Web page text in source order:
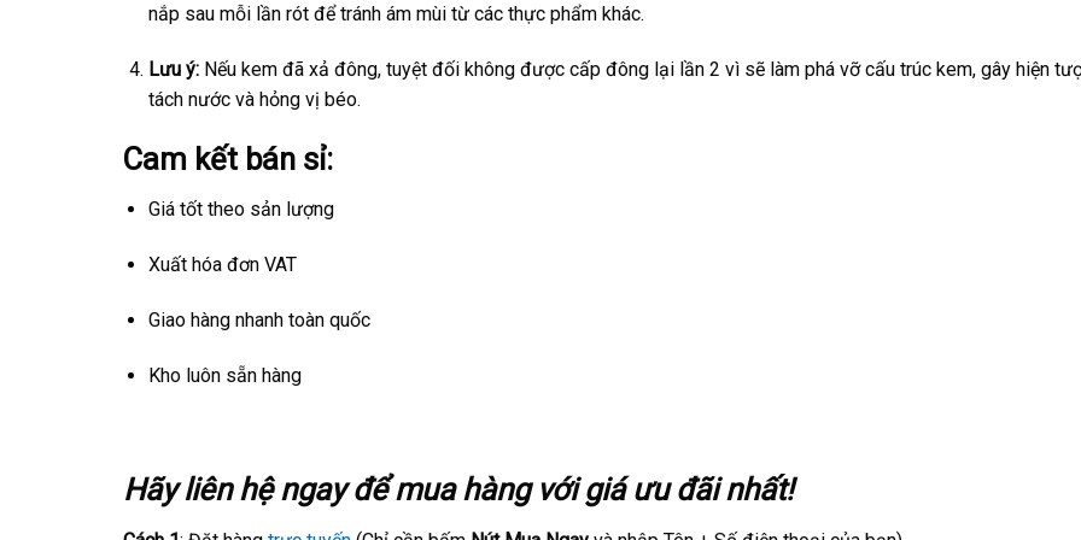
nắp sau mỗi lần rót để tránh ám mùi từ các thực phẩm khác.
Lưu ý:Nếu kem đã xả đông, tuyệt đối không được cấp đông lại lần 2 vì sẽ làm phá vỡ cấu trúc kem, gây hiện
tách nước và hỏng vị béo.
Cam kết bán sỉ:
Giá tốt theo sản lượng
Xuất hóa đơn VAT
Giao hàng nhanh toàn quốc
Kho luôn sẵn hàng
Hãy liên hệ ngay để mua hàng với giá ưu đãi nhất!